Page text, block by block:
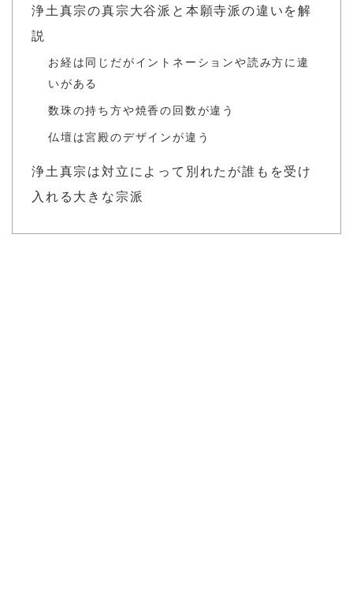
浄土真宗の真宗大谷派と本願寺派の違いを解
説
お経は同じだがイントネーションや読み方に違
いがある
数珠の持ち方や焼香の回数が違う
仏壇は宮殿のデザインが違う
浄土真宗は対立によって別れたが誰もを受け
入れる大きな宗派